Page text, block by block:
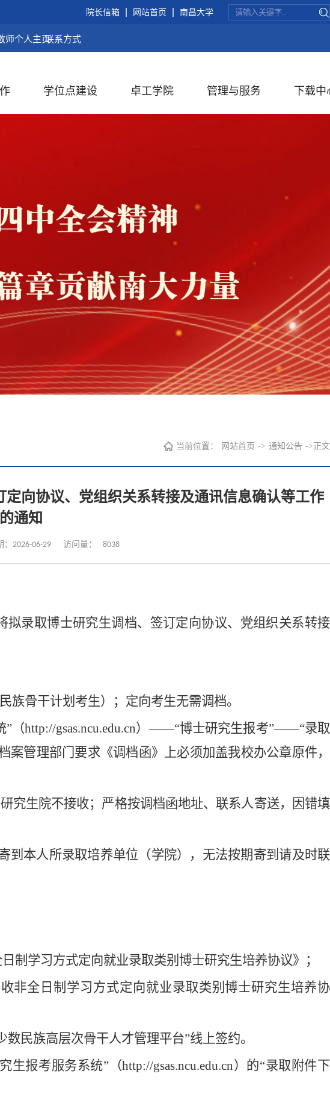
院长信箱 网站首页 南昌大学
师个人主页联系方式
学位点建设 卓工学院 管理与服务 下载中
当前位置： 网站首页 -> 通知公告 -> 正文
向协议、党组织关系转接及通讯信息确认等工作
的通知
：2026-06-29 访问量： 8038
拟录取博士研究生调档、签订定向协议、党组织关系转接
族骨干计划考生）；定向考生无需调档。
（http://gsas.ncu.edu.cn）——“博士研究生报考”——“录取
案管理部门要求《调档函》上必须加盖我校办公章原件，
究生院不接收；严格按调档函地址、联系人寄送，因错填
到本人所录取培养单位（学院），无法按期寄到 请及时联
制学习方式定向就业录取类别博士研究生培养协议》；
非全日制学习方式定向就业录取类别博士研究生培养协
数民族高层次骨干人才管理平台”线上签约。
报考服务系统”（http://gsas.ncu.edu.cn） 的“录取附件下